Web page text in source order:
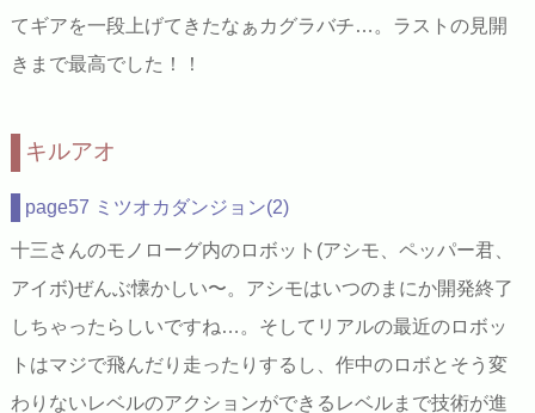
てギアを一段上げてきたなぁカグラバチ…。ラストの見開
きまで最高でした！！
キルアオ
page57 ミツオカダンジョン(2)
十三さんのモノローグ内のロボット(アシモ、ペッパー君、
アイボ)ぜんぶ懐かしい〜。アシモはいつのまにか開発終了
しちゃったらしいですね…。そしてリアルの最近のロボッ
トはマジで飛んだり走ったりするし、作中のロボとそう変
わりないレベルのアクションができるレベルまで技術が進